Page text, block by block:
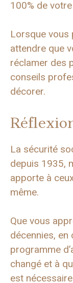
100% de
Lorsque vous
attendre que
réclamer des
conseils
décorer.
La sécurité
depuis 1935,
apporte à
même.
Que vous
décennies, en
programme
changé et à
est